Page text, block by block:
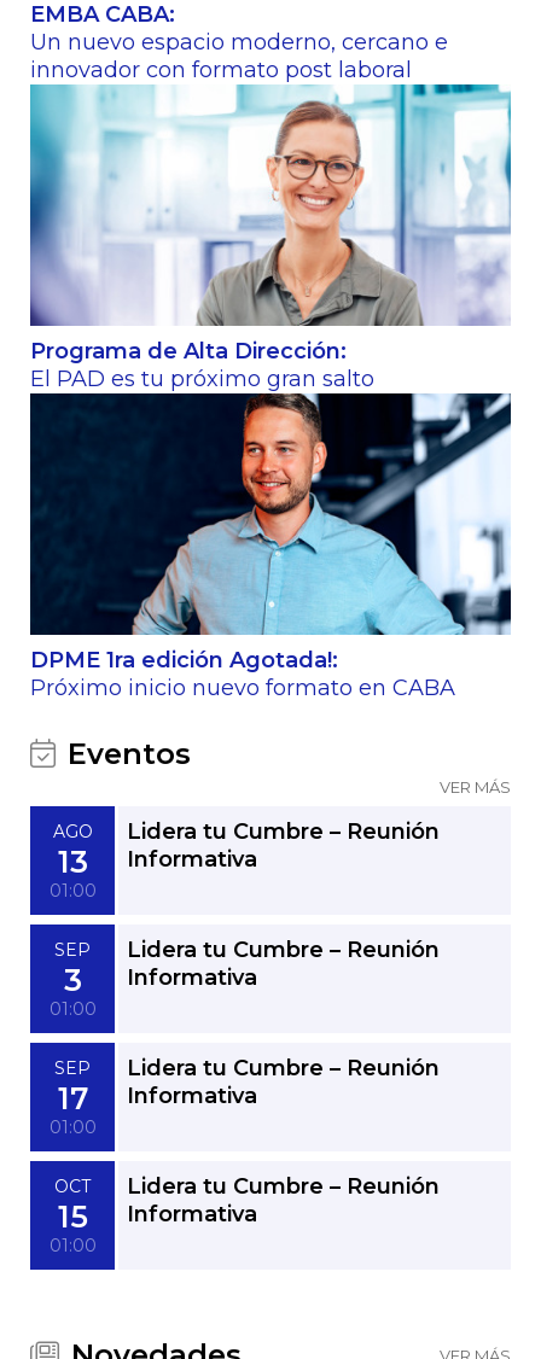
EMBA CABA:
Un nuevo espacio moderno, cercano e
innovador con formato post laboral
Programa de Alta Dirección:
El PAD es tu próximo gran salto
DPME 1ra edición Agotada!:
Próximo inicio nuevo formato en CABA
VER MÁS
Eventos
AGO
13
01:00
Lidera tu Cumbre – Reunión
Informativa
SEP
3
01:00
Lidera tu Cumbre – Reunión
Informativa
SEP
17
01:00
Lidera tu Cumbre – Reunión
Informativa
OCT
15
01:00
Lidera tu Cumbre – Reunión
Informativa